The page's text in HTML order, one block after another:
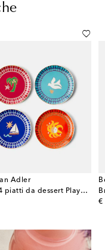
Adler
Set di 4 piatti da dessert Playa in porcellana
price
€